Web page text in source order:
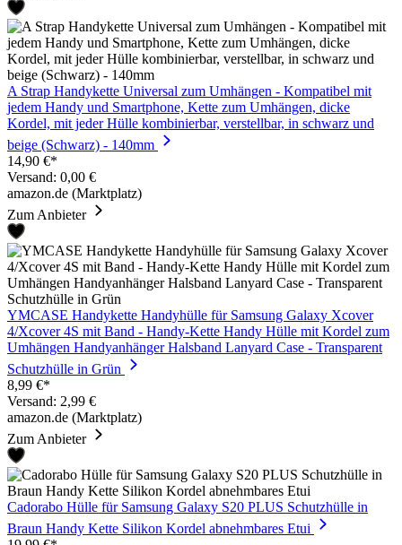
A Strap Handykette Universal zum Umhängen - Kompatibel mit
jedem Handy und Smartphone, Kette zum Umhängen, dicke
Kordel, mit jeder Hülle kombinierbar, verstellbar, in schwarz und
beige (Schwarz) - 140mm
14,90 €*
Versand: 0,00 €
amazon.de (Marktplatz)
Zum Anbieter
YMCASE Handykette Handyhülle für Samsung Galaxy Xcover
4/Xcover 4S mit Band - Handy-Kette Handy Hülle mit Kordel zum
Umhängen Handyanhänger Halsband Lanyard Case - Transparent
Schutzhülle in Grün
8,99 €*
Versand: 2,99 €
amazon.de (Marktplatz)
Zum Anbieter
Cadorabo Hülle für Samsung Galaxy S20 PLUS Schutzhülle in
Braun Handy Kette Silikon Kordel abnehmbares Etui